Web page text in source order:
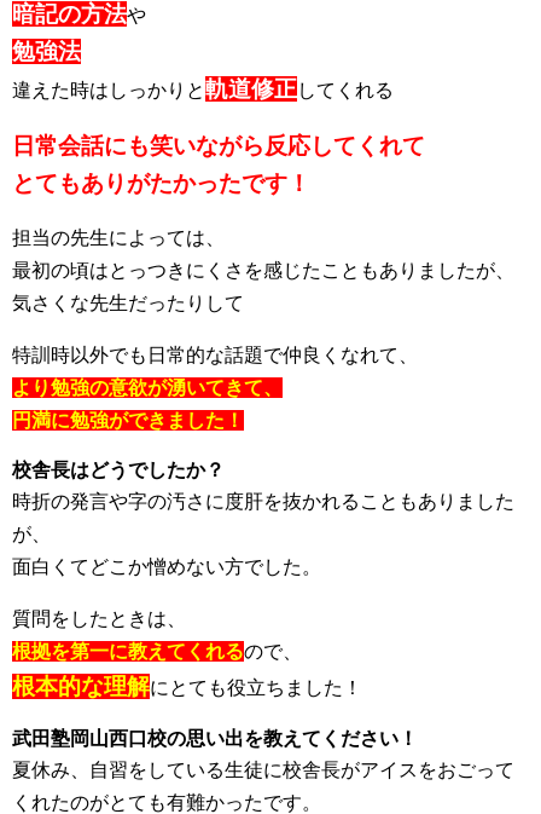
暗記の方法や
勉強法
違えた時はしっかりと軌道修正してくれる
日常会話にも笑いながら反応してくれて
とてもありがたかったです！
担当の先生によっては、
最初の頃はとっつきにくさを感じたこともありましたが、
気さくな先生だったりして
特訓時以外でも日常的な話題で仲良くなれて、
より勉強の意欲が湧いてきて、
円満に勉強ができました！
校舎長はどうでしたか？
時折の発言や字の汚さに度肝を抜かれることもありました
が、
面白くてどこか憎めない方でした。
質問をしたときは、
根拠を第一に教えてくれるので、
根本的な理解にとても役立ちました！
武田塾岡山西口校の思い出を教えてください！
夏休み、自習をしている生徒に校舎長がアイスをおごって
くれたのがとても有難かったです。